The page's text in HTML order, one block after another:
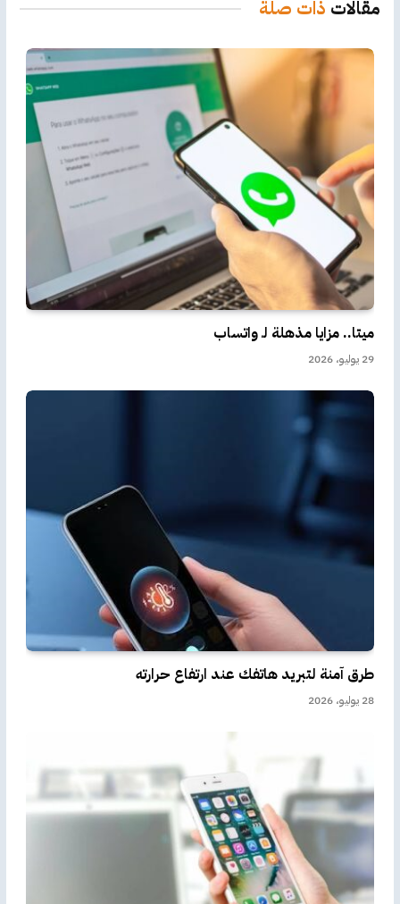
مقالات ذات صلة
ميتا.. مزايا مذهلة لـ واتساب
29 يوليو، 2026
طرق آمنة لتبريد هاتفك عند ارتفاع حرارته
28 يوليو، 2026